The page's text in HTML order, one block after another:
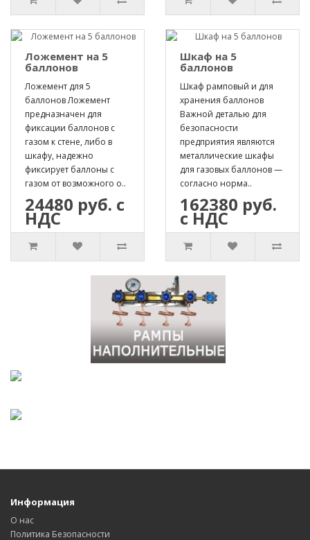
Ложемент на 5
баллонов
Ложемент для 5
баллонов Ложемент
предназначен для
фиксации баллонов с
газом к стене, либо в
шкафу, надежно
фиксирует баллоны с
газом от возможного о..
24480 руб. с
НДС
Шкаф на 5
баллонов
Шкаф рамповый и для
хранения баллонов
Важной деталью для
безопасности
предприятия являются
металлические шкафы
для газовых баллонов —
согласно норма..
162380 руб.
с НДС
Информация
О нас
Политика Безопасности